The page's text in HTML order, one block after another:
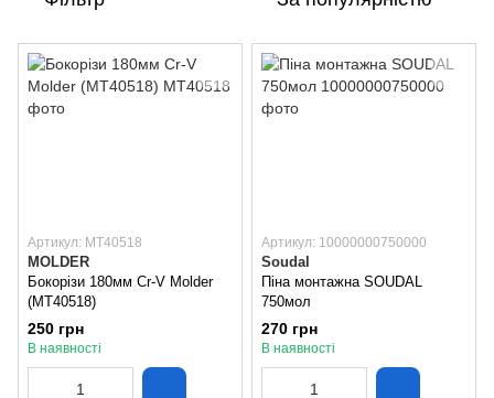
Артикул: MT40518
MOLDER
Бокорізи 180мм Cr-V Molder
(MT40518)
250 грн
В наявності
Артикул: 10000000750000
Soudal
Піна монтажна SOUDAL
750мол
270 грн
В наявності